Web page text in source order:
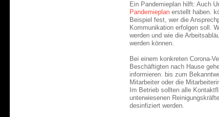
Ein Pandemieplan hilft: Auch
Pandemieplan erstellt haben.
Beispiel fest, wer die
Kommunikation erfolgen soll.
werden und wie die
werden können.
Bei einem konkreten Corona-
Beschäftigten nach Hause
informieren. bis zum
Mitarbeiter oder die
Im Betrieb sollten alle
unterwiesenen
desinfiziert werden.